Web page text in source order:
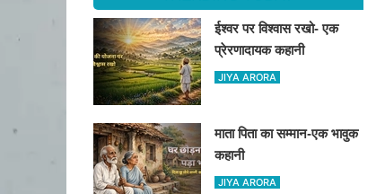
ईश्वर पर विश्वास रखो- एक
प्रेरणादायक कहानी
JIYA ARORA
माता पिता का सम्मान-एक भावुक
कहानी
JIYA ARORA